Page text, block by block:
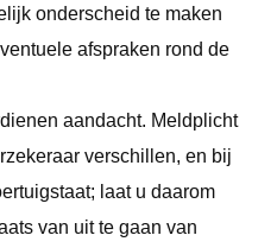
onderscheid te maken
afspraken rond de
aandacht. Meldplicht
verschillen, en bij
laat u daarom
van uit te gaan van